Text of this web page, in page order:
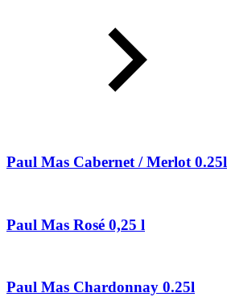
Paul Mas Cabernet / Merlot 0.25l
Paul Mas Rosé 0,25 l
Paul Mas Chardonnay 0.25l